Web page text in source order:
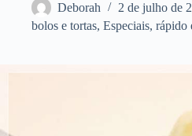
Deborah
2 de julho de
bolos e tortas, Especiais, rápido